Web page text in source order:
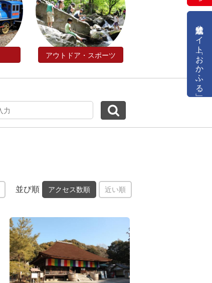
公式通販サイト「おかふる」
アウトドア・スポーツ
並び順 アクセス数順 近い順